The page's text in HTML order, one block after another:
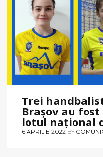
Trei
Brașov au
lotul național
6 APRILIE 2022 BY